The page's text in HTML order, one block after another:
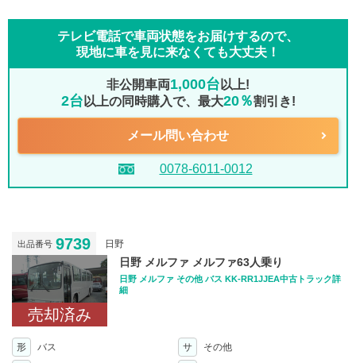
テレビ電話で車両状態をお届けするので、
現地に車を見に来なくても大丈夫！
非公開車両1,000台 以上!
2台 以上の同時購入で、最大20％割引き!
メール問い合わせ
0078-6011-0012
出品番号 9739 日野
売却済み
日野 メルファ メルファ63人乗り
日野 メルファ その他 バス KK-RR1JJEA中古トラック詳
細
形 バス サ
その他